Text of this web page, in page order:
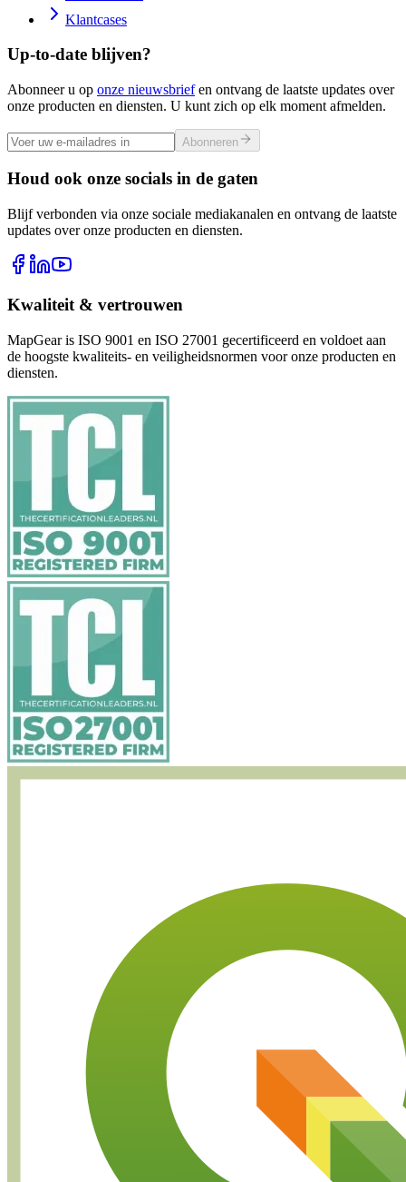
Klantcases
Up-to-date blijven?
Abonneer u op onze nieuwsbriefen ontvang de laatste updates over
onze producten en diensten. U kunt zich op elk moment afmelden.
Abonneren
Houd ook onze socials in de gaten
Blijf verbonden via onze sociale mediakanalen en ontvang de laatste
updates over onze producten en diensten.
Kwaliteit & vertrouwen
MapGear is ISO 9001 en ISO 27001 gecertificeerd en voldoet aan
de hoogste kwaliteits- en veiligheidsnormen voor onze producten en
diensten.